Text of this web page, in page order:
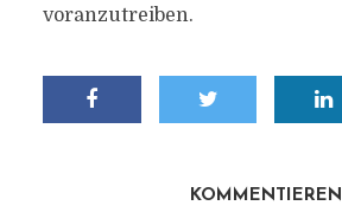
voranzutreiben.
KOMMENTIEREN